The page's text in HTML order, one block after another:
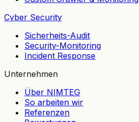
Cyber Security
Sicherheits-Audit
Security-Monitoring
Incident Response
Unternehmen
Über NIMTEG
So arbeiten wir
Referenzen